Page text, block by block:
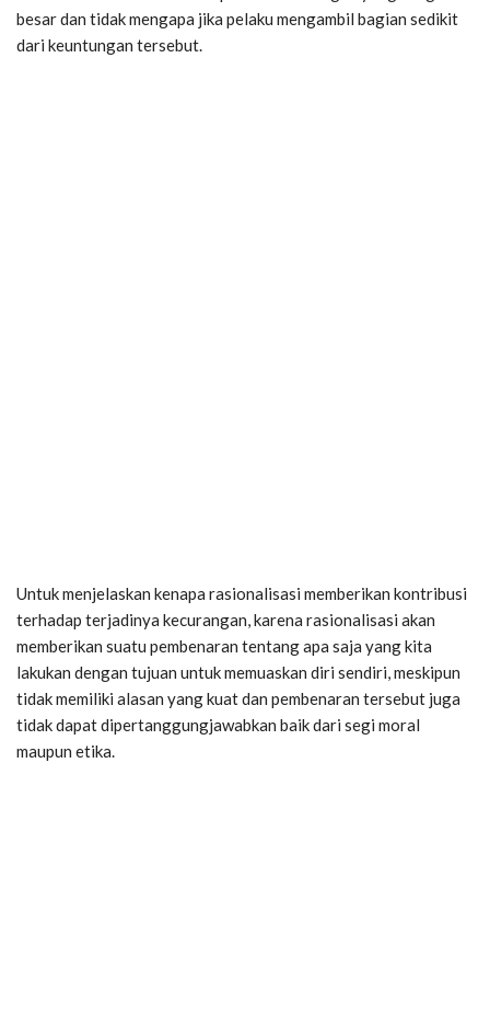
besar dan tidak mengapa jika pelaku mengambil bagian sedikit
dari keuntungan tersebut.
Untuk menjelaskan kenapa rasionalisasi memberikan kontribusi
terhadap terjadinya kecurangan, karena rasionalisasi akan
memberikan suatu pembenaran tentang apa saja yang kita
lakukan dengan tujuan untuk memuaskan diri sendiri, meskipun
tidak memiliki alasan yang kuat dan pembenaran tersebut juga
tidak dapat dipertanggungjawabkan baik dari segi moral
maupun etika.